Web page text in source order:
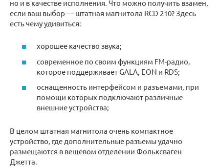
но и в качестве исполнения. Что можно получить взамен,
если ваш выбор — штатная магнитола RCD 210? Здесь
есть чему удивиться:
хорошее качество звука;
современное по своим функциям FM-радио,
которое поддерживает GALA, EON и RDS;
оснащенность интерфейсом и разъемами, при
помощи которых подключают различные
внешние устройства;
В целом штатная магнитола очень компактное
устройство, где дополнительные разъемы удачно
размещаются в вещевом отделении Фольксваген
Джетта.